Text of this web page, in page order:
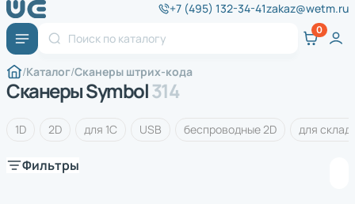
+7 (495) 132-34-41zakaz@wetm.ru
Каталог Сканеры штрих-кода
Сканеры Symbol314
1D 2D для 1C USB беспроводные 2D для
Фильтры